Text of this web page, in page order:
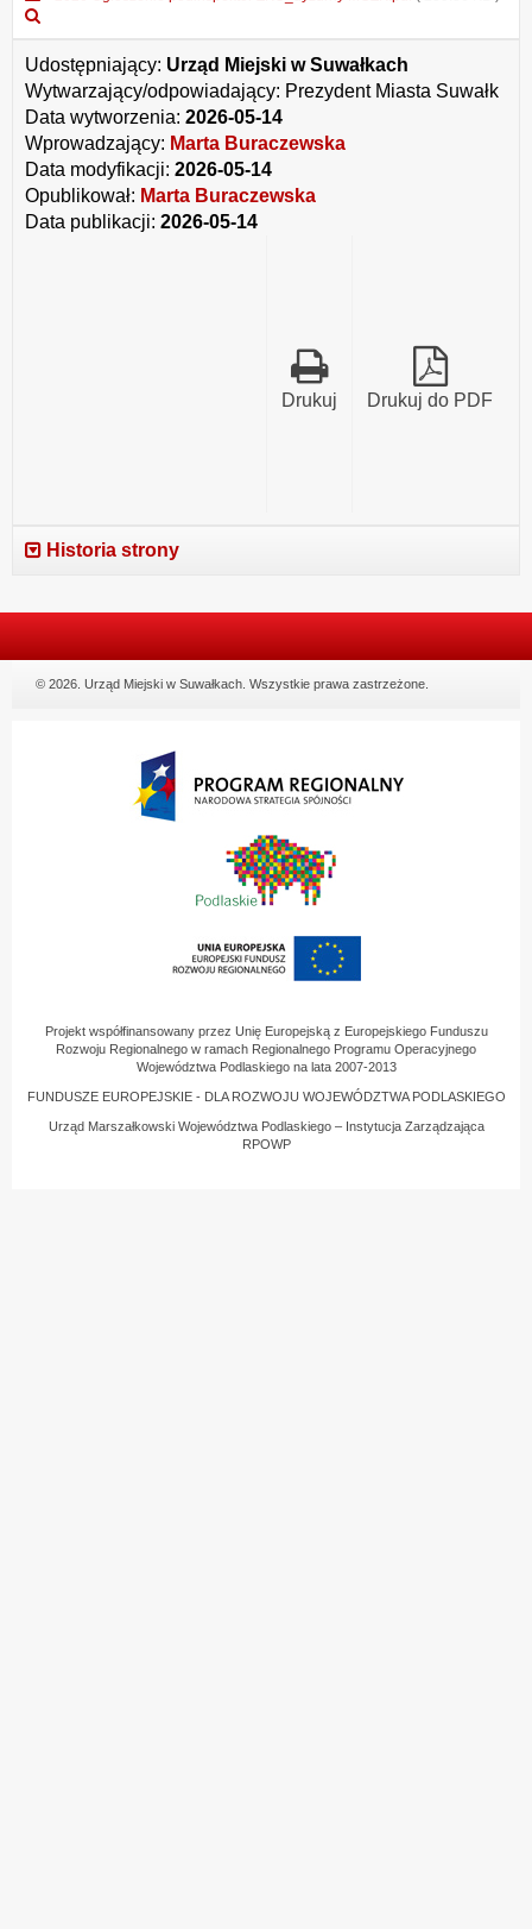
załącznika
2026
Ogłoszenie
podinspektor
ZKO_dyżurny
MCZK.pdf
Udostępniający: Urząd Miejski w Suwałkach
Wytwarzający/odpowiadający: Prezydent Miasta Suwałk
Data wytworzenia: 2026-05-14
Wprowadzający: Marta Buraczewska
Data modyfikacji: 2026-05-14
Opublikował: Marta Buraczewska
Data publikacji: 2026-05-14
Drukuj do PDF
Drukuj
Historia strony
© 2026. Urząd Miejski w Suwałkach. Wszystkie prawa zastrzeżone.
Projekt współfinansowany przez Unię Europejską z Europejskiego Funduszu
Rozwoju Regionalnego w ramach Regionalnego Programu Operacyjnego
Województwa Podlaskiego na lata 2007-2013
FUNDUSZE EUROPEJSKIE - DLA ROZWOJU WOJEWÓDZTWA PODLASKIEGO
Urząd Marszałkowski Województwa Podlaskiego – Instytucja Zarządzająca
RPOWP